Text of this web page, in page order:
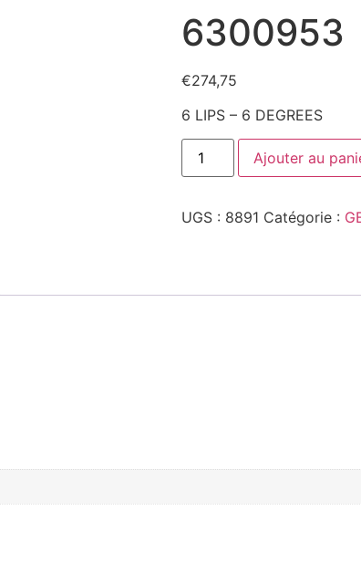
6300953
€274,75
6 LIPS – 6 DEGREES
quantité
6300953
Ajouter au
UGS : 8891 Catégorie :